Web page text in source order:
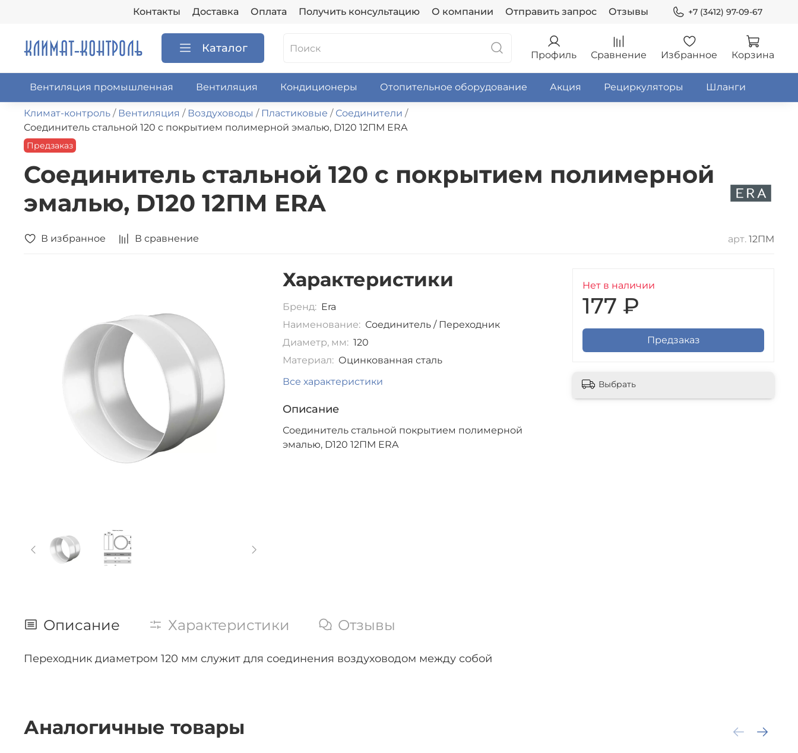
Контакты Доставка Оплата Получить консультацию О компании Отправить запрос Отзывы +7 (3412) 97-09-67
Каталог Профиль Сравнение Избранное Корзина
Вентиляция промышленная Вентиляция Кондиционеры Отопительное оборудование Акция Рециркуляторы Шланги
Климат-контроль Вентиляция Воздуховоды Пластиковые
Соединители
Соединитель стальной 120 с покрытием полимерной эмалью, D120 12ПМ ERA
Предзаказ
Соединитель стальной 120 с покрытием полимерной
эмалью, D120 12ПМ ERA
В избранное В сравнение арт. 12ПМ
Характеристики
Бренд: Era
Наименование: Соединитель / Переходник
Диаметр, мм: 120
Материал: Оцинкованная сталь
Все характеристики
Описание
Соединитель стальной покрытием полимерной
эмалью, D120 12ПМ ERA
Нет в наличии
177 ₽
Предзаказ
Выбрать
Описание Характеристики Отзывы
Переходник диаметром 120 мм служит для соединения воздуховодом между собой
Аналогичные товары